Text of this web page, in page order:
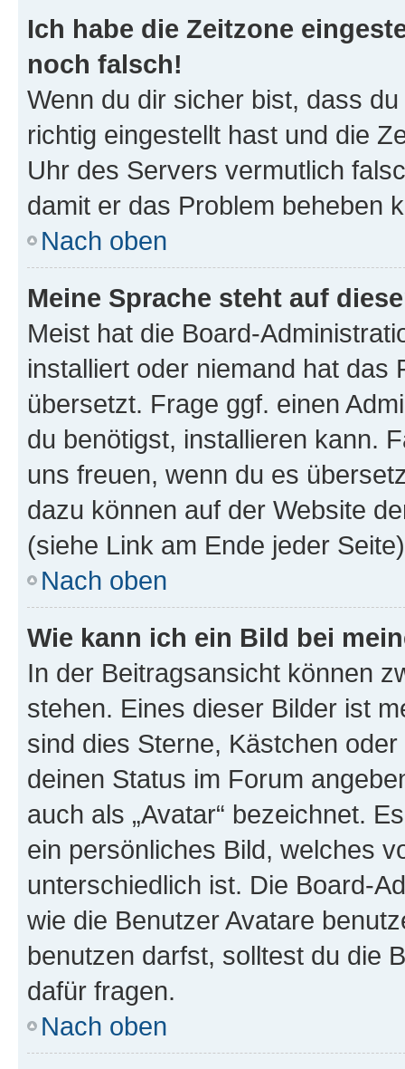
Ich habe die Zeitzone
noch falsch!
Wenn du dir sicher bist, dass
richtig eingestellt hast und die
Uhr des Servers vermutlich
damit er das Problem beheben
Nach oben
Meine Sprache steht auf
Meist hat die Board-
installiert oder niemand hat das
übersetzt. Frage ggf. einen
du benötigst, installieren kann.
uns freuen, wenn du es
dazu können auf der Website
(siehe Link am Ende jeder
Nach oben
Wie kann ich ein Bild bei
In der Beitragsansicht können
stehen. Eines dieser Bilder ist
sind dies Sterne, Kästchen
deinen Status im Forum
auch als „Avatar“ bezeichnet.
ein persönliches Bild, welches
unterschiedlich ist. Die Board-
wie die Benutzer Avatare
benutzen darfst, solltest du die
dafür fragen.
Nach oben